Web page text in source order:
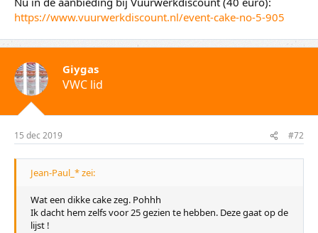
https://www.vuurwerkdiscount.nl/event-cake-no-5-905
Giygas
VWC lid
15 dec 2019 #72
Jean-Paul_* zei:
Wat een dikke cake zeg. Pohhh
Ik dacht hem zelfs voor 25 gezien te hebben. Deze gaat op de
lijst !